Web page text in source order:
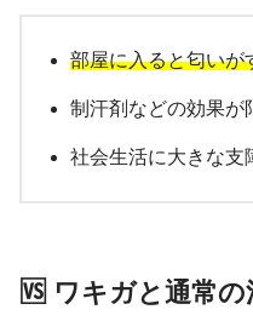
部屋に入ると匂いが
制汗剤などの効果が
社会生活に大きな支
🆚 ワキガと通常